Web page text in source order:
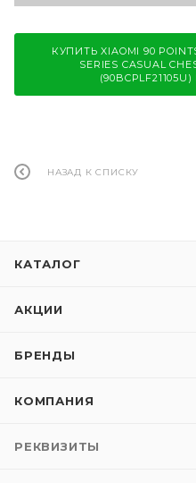
КУПИТЬ XIAOMI 90
SERIES CASUAL
НАЗАД К СПИСКУ
КАТАЛОГ
АКЦИИ
БРЕНДЫ
КОМПАНИЯ
РЕКВИЗИТЫ